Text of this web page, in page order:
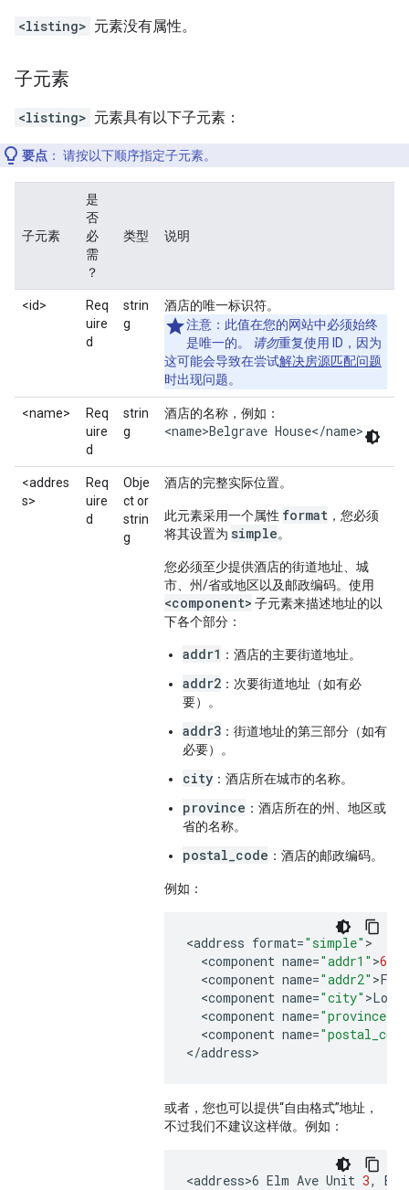
<listing> 元素没有属性。
子元素
<listing> 元素具有以下子元素：
要点 ： 请按以下顺序指定子元素。
子元素
是
否
必
需
？
类型 说明
<id>
Req
uire
d
strin
g
酒店的唯一标识符。
注意：此值在您的网站中必须始终
是唯一的。 请勿重复使用 ID，因为
这可能会导致在尝试解决房源匹配问题
时出现问题。
<name>
Req
uire
d
strin
g
酒店的名称，例如：
<name>Belgrave House</name>
<addres
s>
Req
uire
d
Obje
ct or
strin
g
酒店的完整实际位置。
此元素采用一个属性 format ，您必须
将其设置为 simple。
您必须至少提供酒店的街道地址、城
市、州/省或地区以及邮政编码。使用
<component> 子元素来描述地址的以
下各个部分：
addr1 ：酒店的主要街道地址。
addr2 ：次要街道地址（如有必
要）。
addr3 ：街道地址的第三部分（如有
必要）。
city ：酒店所在城市的名称。
province ：酒店所在的州、地区或
省的名称。
postal_code ：酒店的邮政编码。
例如：
<address format="simple"
<component name="addr1" >6
<component name="addr2" >
<component name="city" >
<component name="province"
<component name=
</address>
或者，您也可以提供“自由格式”地址，
不过我们不建议这样做。例如：
<address>6 Elm Ave Unit 3,